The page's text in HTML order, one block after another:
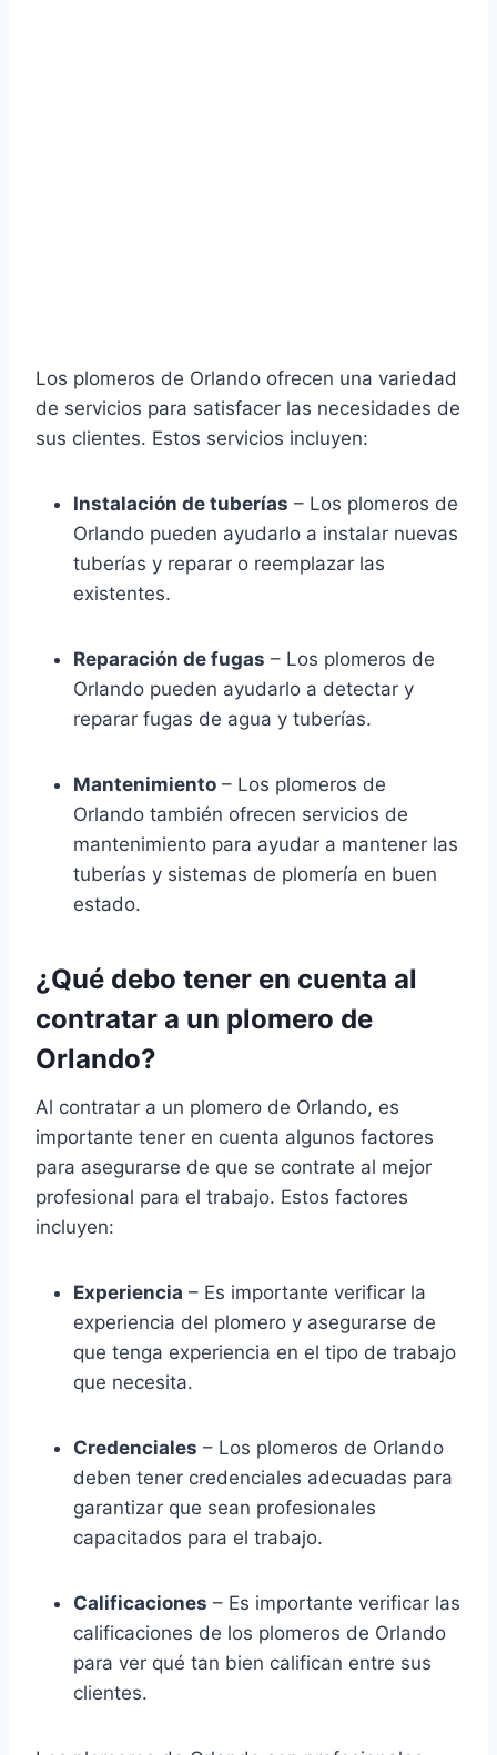
Los plomeros de Orlando ofrecen una variedad
de servicios para satisfacer las necesidades de
sus clientes. Estos servicios incluyen:
Instalación de tuberías – Los plomeros de
Orlando pueden ayudarlo a instalar nuevas
tuberías y reparar o reemplazar las
existentes.
Reparación de fugas – Los plomeros de
Orlando pueden ayudarlo a detectar y
reparar fugas de agua y tuberías.
Mantenimiento – Los plomeros de
Orlando también ofrecen servicios de
mantenimiento para ayudar a mantener las
tuberías y sistemas de plomería en buen
estado.
¿Qué debo tener en cuenta al
contratar a un plomero de
Orlando?
Al contratar a un plomero de Orlando, es
importante tener en cuenta algunos factores
para asegurarse de que se contrate al mejor
profesional para el trabajo. Estos factores
incluyen:
Experiencia – Es importante verificar la
experiencia del plomero y asegurarse de
que tenga experiencia en el tipo de trabajo
que necesita.
Credenciales – Los plomeros de Orlando
deben tener credenciales adecuadas para
garantizar que sean profesionales
capacitados para el trabajo.
Calificaciones – Es importante verificar las
calificaciones de los plomeros de Orlando
para ver qué tan bien califican entre sus
clientes.